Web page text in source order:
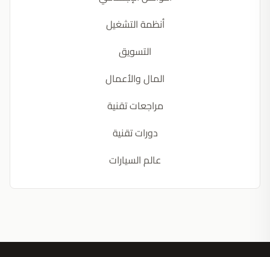
أنظمة التشغيل
التسويق
المال والأعمال
مراجعات تقنية
دورات تقنية
عالم السيارات